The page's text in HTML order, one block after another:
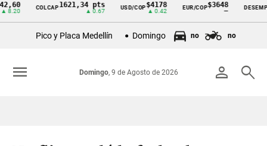
Cintillo
Colombia
COLCAP1621,34 pts USD/COP$4178
▲ 0.42
EUR/COP$3648
—
DESEMPLEO
▼
Pico y Placa Medellín Domingo no no
person search
Domingo, 9 de Agosto de 2026
menu